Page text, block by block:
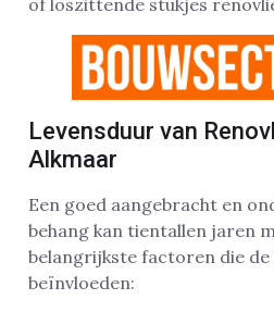
of loszittende stukjes
Levensduur van
Alkmaar
Een goed aangebracht en
behang kan tientallen jaren
belangrijkste factoren die de
beïnvloeden: